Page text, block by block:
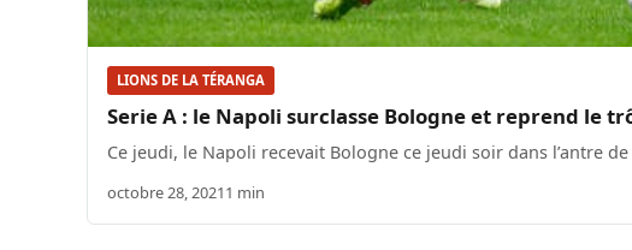
LIONS DE LA TÉRANGA
Serie A : le Napoli surclasse Bologne et reprend le
Ce jeudi, le Napoli recevait Bologne ce jeudi soir dans l’antre
octobre 28, 20211 min